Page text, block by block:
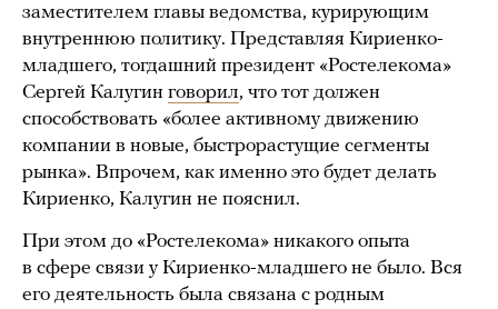
заместителем главы ведомства, курирующим
внутреннюю политику. Представляя Кириенко-
младшего, тогдашний президент «Ростелекома»
Сергей Калугин говорил, что тот должен
способствовать «более активному движению
компании в новые, быстрорастущие сегменты
рынка». Впрочем, как именно это будет делать
Кириенко, Калугин не пояснил.
При этом до «Ростелекома» никакого опыта
в сфере связи у Кириенко-младшего не было. Вся
его деятельность была связана с родным